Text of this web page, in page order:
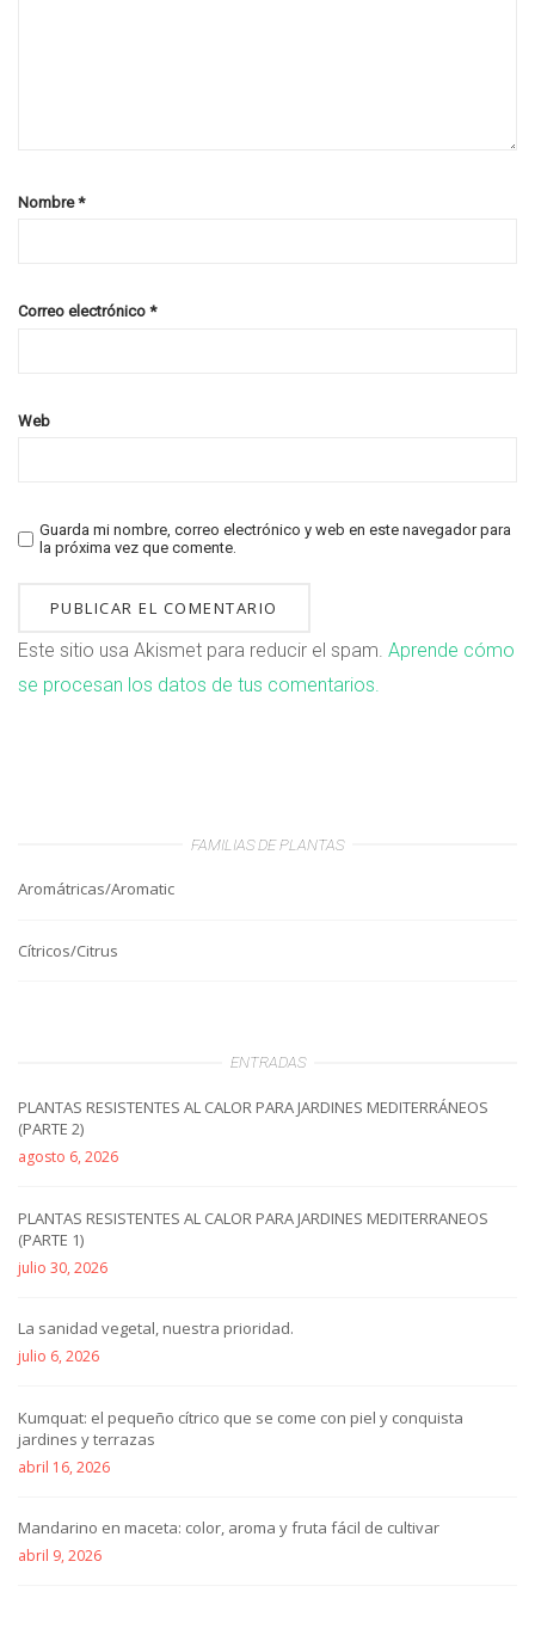
Nombre*
Correo electrónico *
Web
Guarda mi nombre, correo electrónico y web en este navegador para
la próxima vez que comente.
Este sitio usa Akismet para reducir el spam. Aprende cómo
se procesan los datos de tus comentarios.
FAMILIAS DE PLANTAS
Aromátricas/Aromatic
Cítricos/Citrus
ENTRADAS
PLANTAS RESISTENTES AL CALOR PARA JARDINES MEDITERRÁNEOS
(PARTE 2)
agosto 6, 2026
PLANTAS RESISTENTES AL CALOR PARA JARDINES MEDITERRANEOS
(PARTE 1)
julio 30, 2026
La sanidad vegetal, nuestra prioridad.
julio 6, 2026
Kumquat: el pequeño cítrico que se come con piel y conquista
jardines y terrazas
abril 16, 2026
Mandarino en maceta: color, aroma y fruta fácil de cultivar
abril 9, 2026